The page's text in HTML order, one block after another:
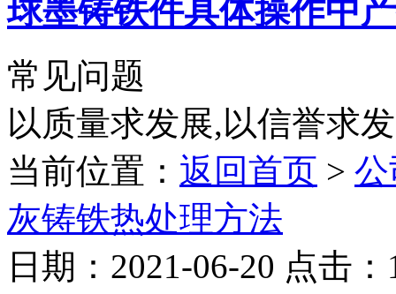
球墨铸铁件具体操作中
常见问题
以质量求发展,以信誉求
当前位置： 返回首页 >
灰铸铁热处理方法
日期：2021-06-20 点击